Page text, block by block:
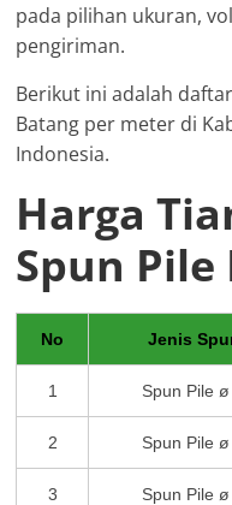
pada pilihan ukuran,
pengiriman.
Berikut ini adalah
Batang per meter di
Indonesia.
Harga
Spun Pile
No Jenis
1 Spun Pile
2 Spun Pile
3 Spun Pile